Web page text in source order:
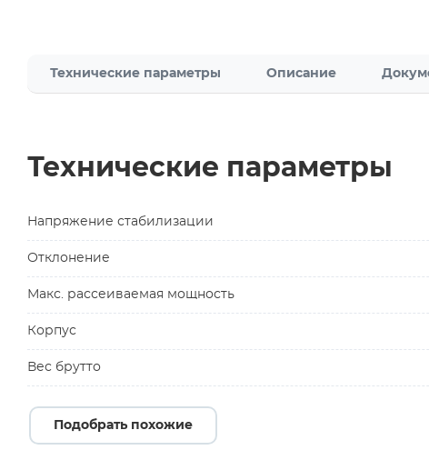
Технические параметры Описание
Технические параметры
Напряжение стабилизации
Отклонение
Макс. рассеиваемая мощность
Корпус
Вес брутто
Подобрать похожие